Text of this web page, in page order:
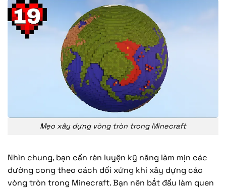
Mẹo xây dựng vòng tròn trong Minecraft
Nhìn chung, bạn cần rèn luyện kỹ năng làm mịn các
đường cong theo cách đối xứng khi xây dựng các
vòng tròn trong Minecraft. Bạn nên bắt đầu làm quen